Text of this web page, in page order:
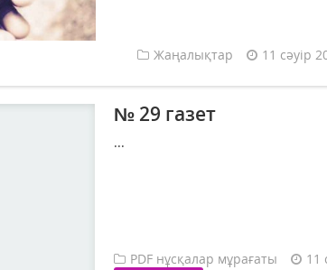
Жаңалықтар 11 сәуір
№ 29 газет
...
PDF нұсқалар мұрағаты 11